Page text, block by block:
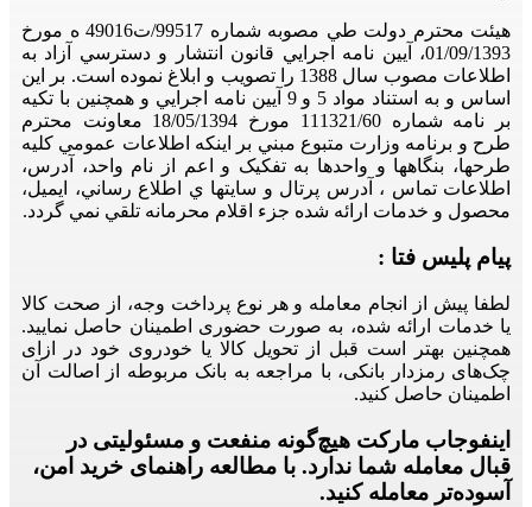
هيئت محترم دولت طي مصوبه شماره 99517/ت49016 ه مورخ
01/09/1393، آيين نامه اجرايي قانون انتشار و دسترسي آزاد به
اطلاعات مصوب سال 1388 را تصويب و ابلاغ نموده است. بر اين
اساس و به استناد مواد 5 و 9 آيين نامه اجرايي و همچنين با تکيه
بر نامه شماره 111321/60 مورخ 18/05/1394 معاونت محترم
طرح و برنامه وزارت متبوع مبني بر اينکه اطلاعات عمومي کليه
طرحها، بنگاهها و واحدها به تفکيک و اعم از نام واحد، آدرس،
اطلاعات تماس ، آدرس پرتال و سايتها ي اطلاع رساني، ايميل،
محصول و خدمات ارائه شده جزء اقلام محرمانه تلقي نمي گردد.
پیام پلیس فتا :
لطفا پیش از انجام معامله و هر نوع پرداخت وجه، از صحت کالا
یا خدمات ارائه شده، به صورت حضوری اطمینان حاصل نمایید.
همچنین بهتر است قبل از تحویل کالا یا خودروی خود در ازای
چک‌های رمزدار بانکی، با مراجعه به بانک مربوطه از اصالت آن
اطمینان حاصل کنید.
اینفوجاب مارکت هیچ‌گونه منفعت و مسئولیتی در
قبال معامله شما ندارد. با مطالعه راهنمای خرید امن،
آسوده‌تر معامله کنید.